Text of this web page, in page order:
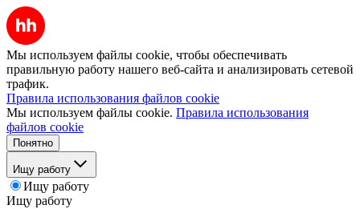
Мы используем файлы cookie, чтобы обеспечивать
правильную работу нашего веб-сайта и анализировать сетевой
трафик.
Правила использования файлов cookie
Мы используем файлы cookie. Правила использования
файлов cookie
Понятно
Ищу работу
Ищу работу
Ищу работу